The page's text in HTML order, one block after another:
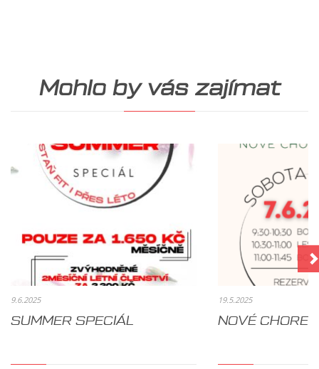
Mohlo by vás zajímat
9.6.2025
SUMMER SPECIÁL
19.5.2025
NOVÉ CHOREO